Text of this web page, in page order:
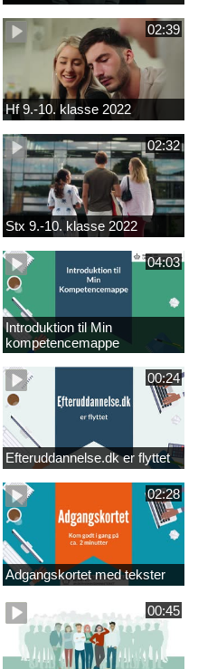
02:39
Hf 9.-10. klasse 2022
02:32
Stx 9.-10. klasse 2022
04:03
Introduktion til Min
kompetencemappe
00:24
Efteruddannelse.dk er flyttet
02:28
Adgangskortet med tekster
00:45